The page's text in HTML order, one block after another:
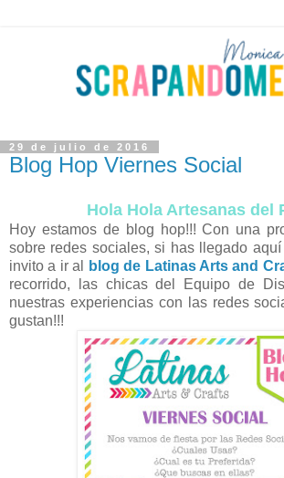
29 de julio de 2016
Blog Hop Viernes Social
Hola Hola Artesanas del
Hoy estamos de blog hop!!! Con una
sobre redes sociales, si has llegado
invito a ir al
blog de Latinas Arts and
recorrido, las chicas del Equipo de
nuestras experiencias con las redes
gustan!!!